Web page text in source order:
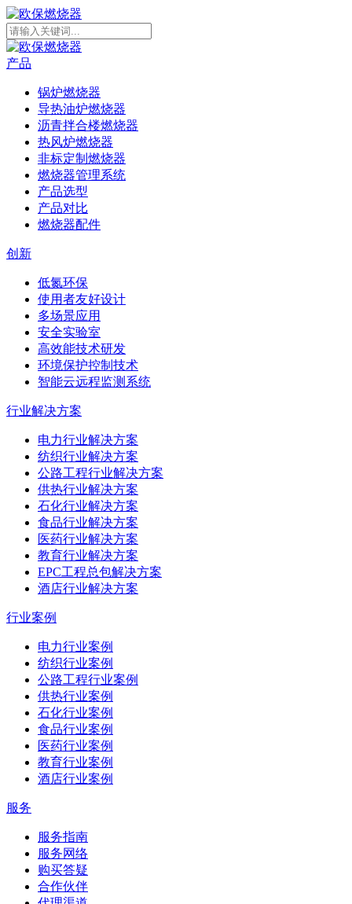
产品
锅炉燃烧器
导热油炉燃烧器
沥青拌合楼燃烧器
热风炉燃烧器
非标定制燃烧器
燃烧器管理系统
产品选型
产品对比
燃烧器配件
创新
低氮环保
使用者友好设计
多场景应用
安全实验室
高效能技术研发
环境保护控制技术
智能云远程监测系统
行业解决方案
电力行业解决方案
纺织行业解决方案
公路工程行业解决方案
供热行业解决方案
石化行业解决方案
食品行业解决方案
医药行业解决方案
教育行业解决方案
EPC工程总包解决方案
酒店行业解决方案
行业案例
电力行业案例
纺织行业案例
公路工程行业案例
供热行业案例
石化行业案例
食品行业案例
医药行业案例
教育行业案例
酒店行业案例
服务
服务指南
服务网络
购买答疑
合作伙伴